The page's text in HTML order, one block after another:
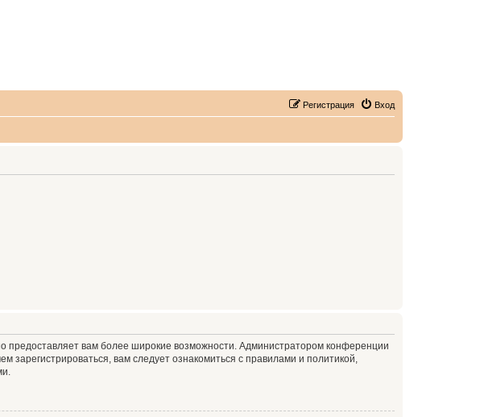
Вход
Регистрация
предоставляет вам более широкие возможности. Администратором конференции
вам следует ознакомиться с правилами и политикой,